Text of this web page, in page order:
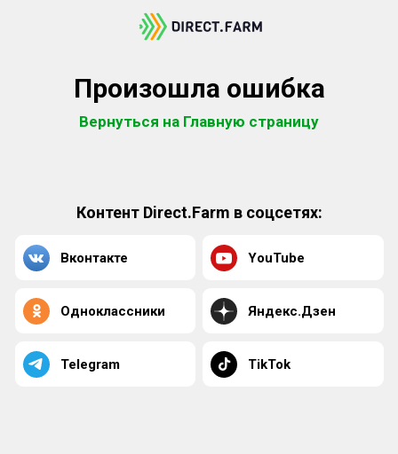
Произошла ошибка
Вернуться на Главную страницу
Контент Direct.Farm в соцсетях:
Вконтакте YouTube
Одноклассники Яндекс.Дзен
Telegram TikTok